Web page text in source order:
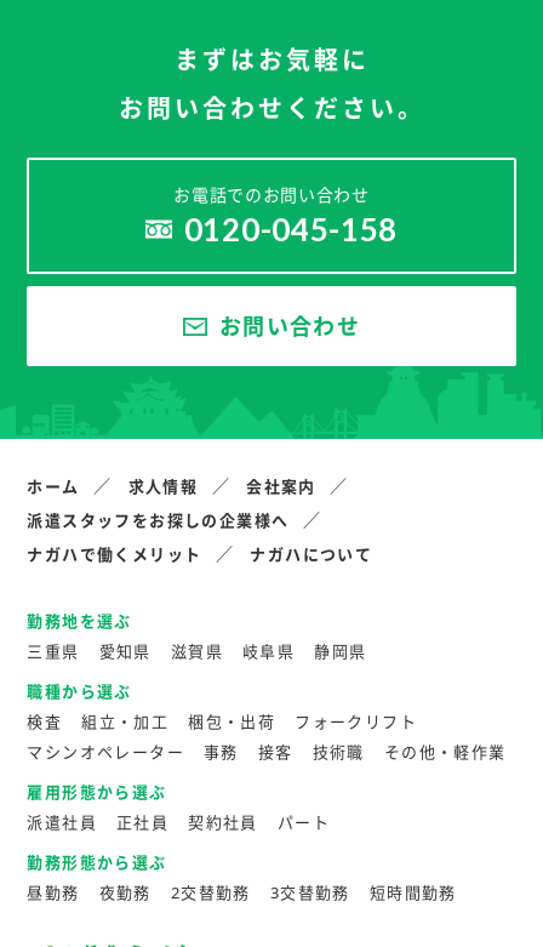
まずはお気軽に
お問い合わせください。
お電話でのお問い合わせ
0120-045-158
お問い合わせ
ホーム 求人情報
会社案内
派遣スタッフをお探しの企業様へ
ナガハで働くメリット
ナガハについて
勤務地を選ぶ
三重県
愛知県 滋賀県 岐阜県
静岡県
職種から選ぶ
検査
組立・加工 梱包・出荷
フォークリフト
マシンオペレーター
事務 接客 技術職
その他・軽作業
雇用形態から選ぶ
派遣社員
正社員 契約社員
パート
勤務形態から選ぶ
昼勤務
夜勤務 2交替勤務 3交替勤務 短時間勤務